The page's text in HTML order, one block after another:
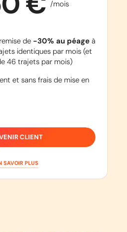
/mois
de -30% au péageà
identiques par mois (et
46 trajets par mois)
et sans frais de mise en
CLIENT
SAVOIR PLUS